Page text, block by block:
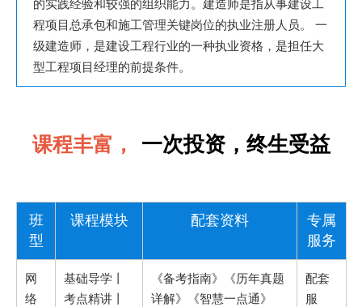
的实践经验和较强的组织能力。建造师是指从事建设工
程项目总承包和施工管理关键岗位的执业注册人员。 一
级建造师，是建设工程行业的一种执业资格，是担任大
型工程项目经理的前提条件。
课程丰富， 一次投资，终生受益
班
型
课程模块 配套资料
专属
服务
网
络
基础导学丨
考点精讲丨
《备考指南》《历年真题
详解》《智慧一点通》
配套
服